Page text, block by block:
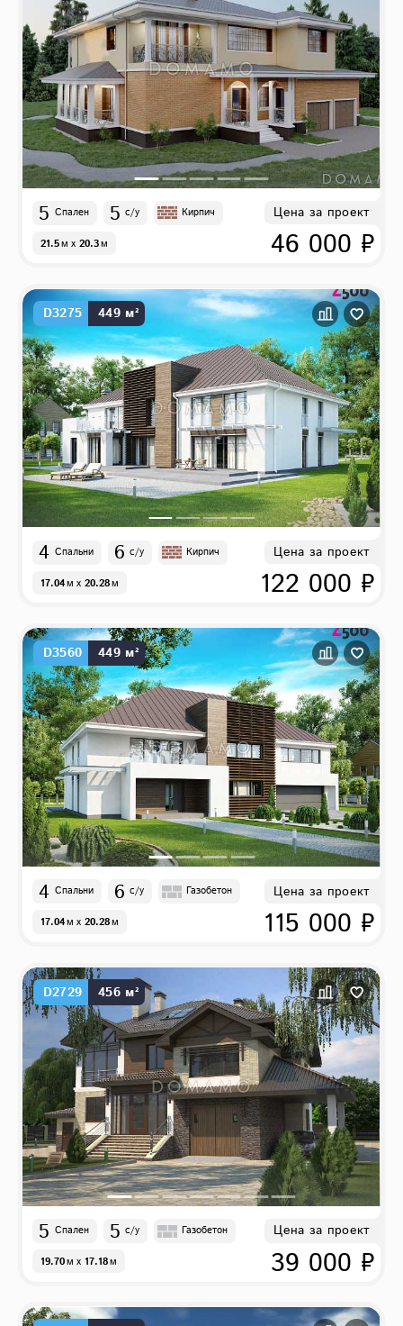
5 Спален 5 с/у Кирпич
21.5м x 20.3м
Цена за проект
46 000 ₽
D3275 449 м²
4 Спальни 6 с/у Кирпич
17.04м x 20.28м
Цена за проект
122 000 ₽
D3560 449 м²
4 Спальни 6 с/у Газобетон
17.04м x 20.28м
Цена за проект
115 000 ₽
D2729 456 м²
5 Спален 5 с/у Газобетон
19.70м x 17.18м
Цена за проект
39 000 ₽